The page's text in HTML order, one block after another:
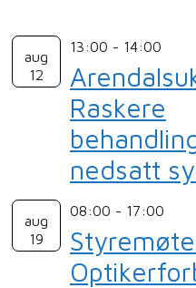
aug
12
13:00 - 14:00
Raskere
nedsatt
aug
19
08:00 - 17:00